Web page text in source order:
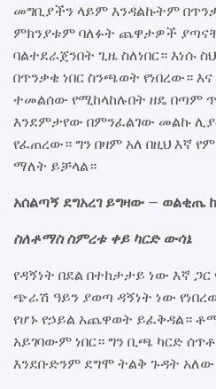
መግቢያችን ላይም እንዳልኩትም
ምክንያቱም ባለፉት ጨዋታዎች
ባልተደራጀንበት ጊዜ ስለነበር። እነሱ
በጥንቃቄ ነበር ስንጫወት የነበረው።
ተመልሰው የሚከላከሉበት ዘዴ በጣም
እንደምታየው በምንፈልገው መልኩ
የፈጠረው። ግን በዛም አለ በዚህ እኛ
ማለት ይቻላል።
አሰልጣኝ ደግአረገ ይግዛው – ወልቂጤ
ስለቶማስ ስምረቱ ቀይ ካርድ ውሳኔ
የዳኝነት በደል በተከታታይ ነው እኛ
ጭራሽ ዓይን ያወጣ ዳኝነት ነው
የሆኑ የኃይል አጨዋወት ይፈቅዳል።
አይገባውም ነበር። ግን ቢጫ ካርድ
እንደቡድንም ደግሞ ትልቅ ጉዳት